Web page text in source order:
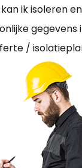
ik isoleren
gegevens
/